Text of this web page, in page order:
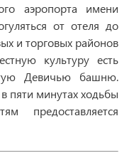
аэропорта имени
от отеля до
и торговых районов
культуру есть
Девичью башню.
пяти минутах ходьбы
предоставляется